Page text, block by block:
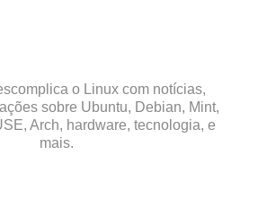
o Linux com notícias,
sobre Ubuntu, Debian, Mint,
Arch, hardware, tecnologia, e
mais.